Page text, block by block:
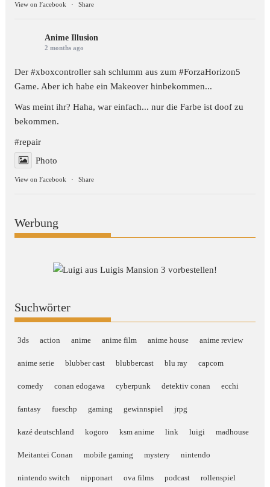
View on Facebook · Share
Anime Illusion
2 months ago
Der #xboxcontroller sah schlumm aus zum#ForzaHorizon5
Game. Aber ich habe ein Makeover hinbekommen...
Was meint ihr? Haha, war einfach... nur die Farbe ist doof zu
bekommen.
#repair
Photo
View on Facebook · Share
Werbung
Suchwörter
3ds action anime anime film anime house anime review
anime serie blubber cast blubbercast blu ray capcom
comedy conan edogawa cyberpunk detektiv conan ecchi
fantasy fueschp gaming gewinnspiel jrpg
kazé deutschland kogoro ksm anime link luigi madhouse
Meitantei Conan mobile gaming mystery nintendo
nintendo switch nipponart ova films podcast rollenspiel